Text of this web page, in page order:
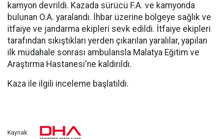
kamyon devrildi. Kazada sürücü F.A. ve kamyonda
bulunan O.A. yaralandı. İhbar üzerine bölgeye sağlık ve
itfaiye ve jandarma ekipleri sevk edildi. İtfaiye ekipleri
tarafından sıkıştıkları yerden çıkarılan yaralılar, yapılan
ilk müdahale sonrası ambulansla Malatya Eğitim ve
Araştırma Hastanesi'ne kaldırıldı.
Kaza ile ilgili inceleme başlatıldı.
Kaynak: